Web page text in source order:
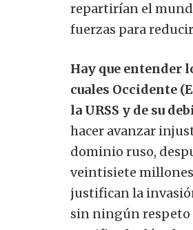
repartirían el
fuerzas para
Hay que entender
cuales Occidente
la URSS y de su
hacer avanzar
dominio ruso,
veintisiete millones
justifican la
sin ningún respeto